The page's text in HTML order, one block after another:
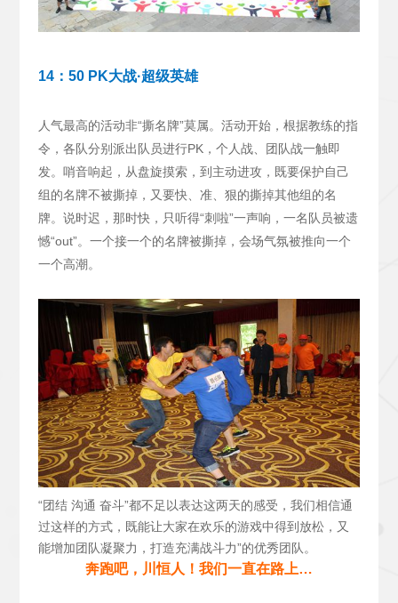
14：50 PK大战·超级英雄
人气最高的活动非“撕名牌”莫属。活动开始，根据教练的指
令，各队分别派出队员进行PK，个人战、团队战一触即
发。哨音响起，从盘旋摸索，到主动进攻，既要保护自己
组的名牌不被撕掉，又要快、准、狠的撕掉其他组的名
牌。说时迟，那时快，只听得“刺啦”一声响，一名队员被遗
憾“out”。一个接一个的名牌被撕掉，会场气氛被推向一个
一个高潮。
“团结 沟通 奋斗”都不足以表达这两天的感受，我们相信通
过这样的方式，既能让大家在欢乐的游戏中得到放松，又
能增加团队凝聚力，打造充满战斗力”的优秀团队。
奔跑吧，川恒人！我们一直在路上…